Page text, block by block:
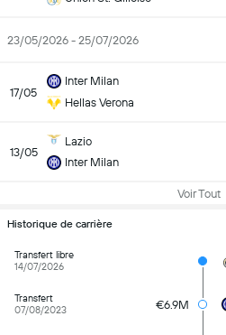
23/05/2026 - 25/07/2026
17/05
Inter Milan
Hellas Verona
13/05
Lazio
Inter Milan
Voir Tout
Historique de carrière
Transfert libre
14/07/2026
Transfert
07/08/2023
€6.9M